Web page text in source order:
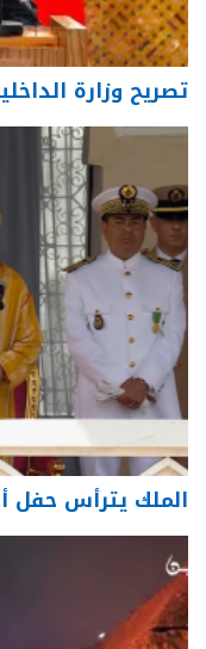
تصريح وزارة
الملك يترأس حفل